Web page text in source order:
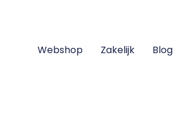
Webshop Zakelijk Blog